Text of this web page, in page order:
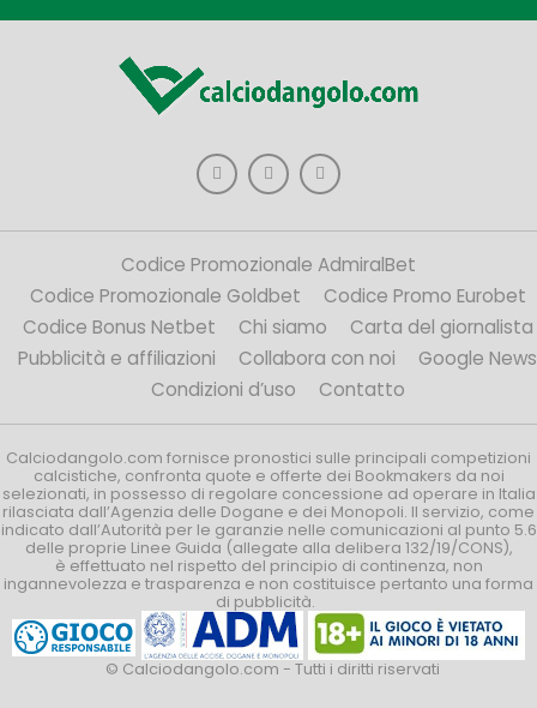
Codice Promozionale AdmiralBet
Codice Promozionale Goldbet
Codice Promo Eurobet
Codice Bonus Netbet
Chi siamo
Carta del giornalista
Pubblicità e affiliazioni
Collabora con noi
Google News
Condizioni d’uso
Contatto
Calciodangolo.com fornisce pronostici sulle principali competizioni
calcistiche, confronta quote e offerte dei Bookmakers da noi
selezionati, in possesso di regolare concessione ad operare in Italia
rilasciata dall’Agenzia delle Dogane e dei Monopoli. Il servizio, come
indicato dall’Autorità per le garanzie nelle comunicazioni al punto 5.6
delle proprie Linee Guida (allegate alla delibera 132/19/CONS),
è effettuato nel rispetto del principio di continenza, non
ingannevolezza e trasparenza e non costituisce pertanto una forma
di pubblicità.
© Calciodangolo.com - Tutti i diritti riservati